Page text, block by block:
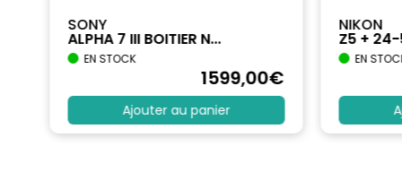
SONY
ALPHA 7 III BOITIER N...
EN STOCK
1599,00€
Ajouter au panier
NIKON
Z5 +
EN